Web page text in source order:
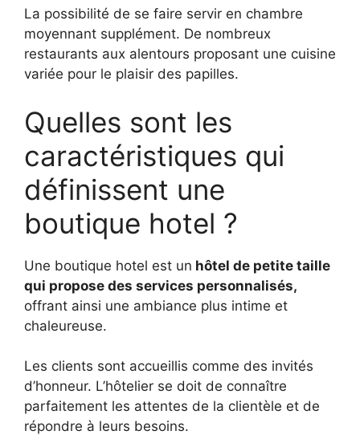
La possibilité de se faire servir en chambre
moyennant supplément. De nombreux
restaurants aux alentours proposant une cuisine
variée pour le plaisir des papilles.
Quelles sont les
caractéristiques qui
définissent une
boutique hotel ?
Une boutique hotel est un hôtel de petite taille
qui propose des services personnalisés,
offrant ainsi une ambiance plus intime et
chaleureuse.
Les clients sont accueillis comme des invités
d’honneur. L’hôtelier se doit de connaître
parfaitement les attentes de la clientèle et de
répondre à leurs besoins.